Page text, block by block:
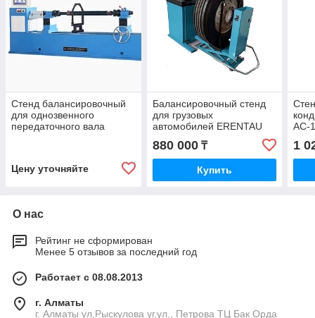
Стенд балансировочный
для однозвенного
передаточного вала
Цену уточняйте
Балансировочный стенд
для грузовых
автомобилей ERENTAU
880 000₸
Купить
AC-
1
О нас
Рейтинг не сформирован
Менее 5 отзывов за последний год
Работает с 08.08.2013
г. Алматы
г. Алматы ул,Рыскулова уг.ул., Петрова ТЦ Бак Орда